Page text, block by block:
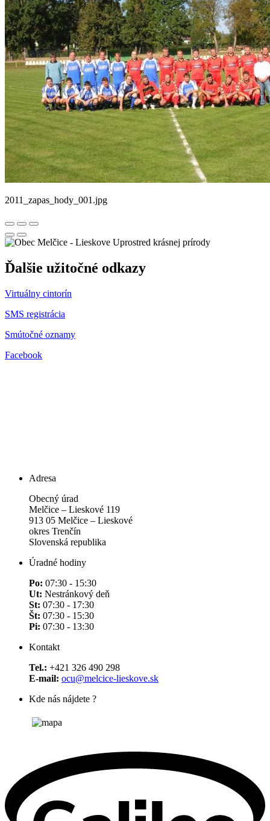
2011_zapas_hody_001.jpg
Uprostred krásnej prírody
Ďalšie užitočné odkazy
Virtuálny cintorín
SMS registrácia
Smútočné oznamy
Facebook
Adresa
Obecný úrad
Melčice – Lieskové 119
913 05 Melčice – Lieskové
okres Trenčín
Slovenská republika
Úradné hodiny
Po: 07:30 - 15:30
Ut: Nestránkový deň
St: 07:30 - 17:30
Št: 07:30 - 15:30
Pi: 07:30 - 13:30
Kontakt
Tel.: +421 326 490 298
E-mail: ocu@melcice-lieskove.sk
Kde nás nájdete ?